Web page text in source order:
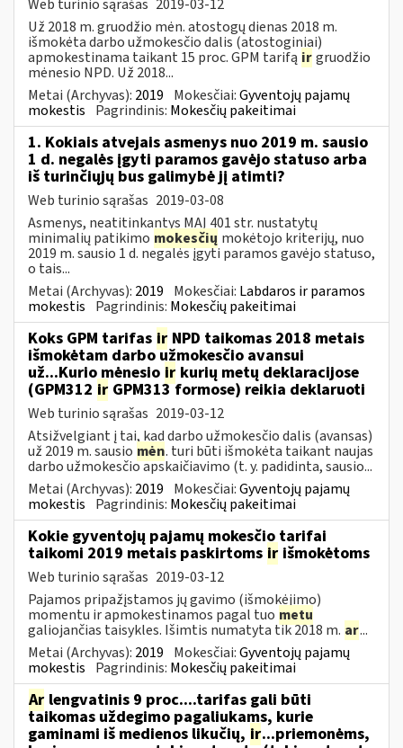
Web turinio sąrašas 2019-03-12
Už 2018 m. gruodžio mėn. atostogų dienas 2018 m.
išmokėta darbo užmokesčio dalis (atostoginiai)
apmokestinama taikant 15 proc. GPM tarifą irgruodžio
mėnesio NPD. Už 2018...
Metai (Archyvas): 2019 Mokesčiai:Gyventojų pajamų
mokestis Pagrindinis: Mokesčių pakeitimai
1. Kokiais atvejais asmenys nuo 2019 m. sausio
1 d. negalės įgyti paramos gavėjo statuso arba
iš turinčiųjų bus galimybė jį atimti?
Web turinio sąrašas 2019-03-08
Asmenys, neatitinkantys MAĮ 401 str. nustatytų
minimalių patikimo mokesčių mokėtojo kriterijų, nuo
2019 m. sausio 1 d. negalės įgyti paramos gavėjo statuso,
o tais...
Metai (Archyvas): 2019 Mokesčiai: Labdaros ir paramos
mokestis Pagrindinis: Mokesčių pakeitimai
Koks GPM tarifas ir NPD taikomas 2018 metais
išmokėtam darbo užmokesčio avansui
už...Kurio mėnesio ir kurių metų deklaracijose
(GPM312 ir GPM313 formose) reikia deklaruoti
Web turinio sąrašas 2019-03-12
Atsižvelgiant į tai, kad darbo užmokesčio dalis (avansas)
už 2019 m. sausio mėn. turi būti išmokėta taikant naujas
darbo užmokesčio apskaičiavimo (t. y. padidinta, sausio...
Metai (Archyvas): 2019 Mokesčiai:Gyventojų pajamų
mokestis Pagrindinis: Mokesčių pakeitimai
Kokie gyventojų pajamų mokesčio tarifai
taikomi 2019 metais paskirtoms ir išmokėtoms
Web turinio sąrašas 2019-03-12
Pajamos pripažįstamos jų gavimo (išmokėjimo)
momentu ir apmokestinamos pagal tuo metu
galiojančias taisykles. Išimtis numatyta tik 2018 m. ar...
Metai (Archyvas): 2019 Mokesčiai:Gyventojų pajamų
mokestis Pagrindinis: Mokesčių pakeitimai
Ar lengvatinis 9 proc....tarifas gali būti
taikomas uždegimo pagaliukams, kurie
gaminami iš medienos likučių, ir...priemonėms,